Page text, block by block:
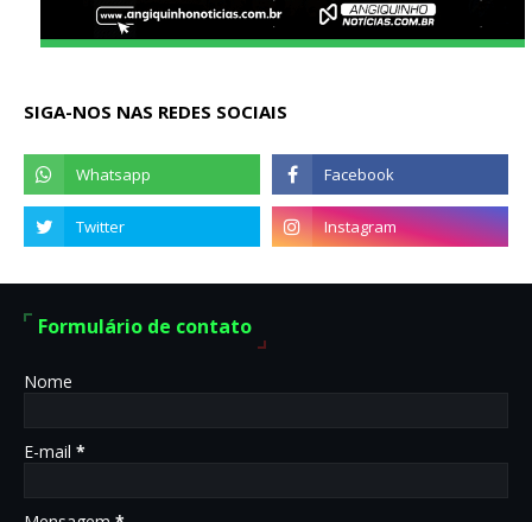
SIGA-NOS NAS REDES SOCIAIS
Formulário de contato
Nome
E-mail *